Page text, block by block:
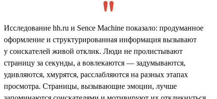
Исследование hh.ru и Sence Machine показало: продуманное
оформление и структурированная информация вызывают
у соискателей живой отклик. Люди не пролистывают
страницу за секунды, а вовлекаются — задумываются,
удивляются, хмурятся, расслабляются на разных этапах
просмотра. Страницы, вызывающие эмоции, лучше